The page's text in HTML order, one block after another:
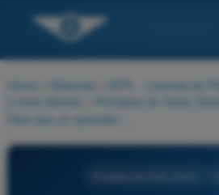
Home Materias
ATPL - Licencia de
Líneas Aéreas
Principios de Vuelo